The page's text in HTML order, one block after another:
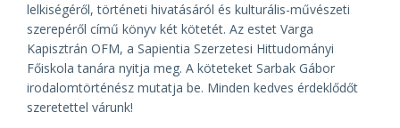
lelkiségéről, történeti hivatásáról és kulturális-művészeti
szerepéről című könyv két kötetét. Az estet Varga
Kapisztrán OFM, a Sapientia Szerzetesi Hittudományi
Főiskola tanára nyitja meg. A köteteket Sarbak Gábor
irodalomtörténész mutatja be. Minden kedves érdeklődőt
szeretettel várunk!